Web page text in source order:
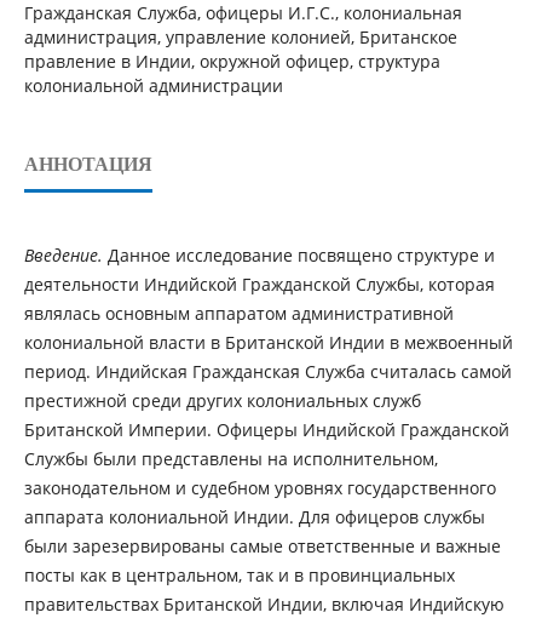
Гражданская Служба, офицеры И.Г.С., колониальная
администрация, управление колонией, Британское
правление в Индии, окружной офицер, структура
колониальной администрации
АННОТАЦИЯ
Введение. Данное исследование посвящено структуре и
деятельности Индийской Гражданской Службы, которая
являлась основным аппаратом административной
колониальной власти в Британской Индии в межвоенный
период. Индийская Гражданская Служба считалась самой
престижной среди других колониальных служб
Британской Империи. Офицеры Индийской Гражданской
Службы были представлены на исполнительном,
законодательном и судебном уровнях государственного
аппарата колониальной Индии. Для офицеров службы
были зарезервированы самые ответственные и важные
посты как в центральном, так и в провинциальных
правительствах Британской Индии, включая Индийскую